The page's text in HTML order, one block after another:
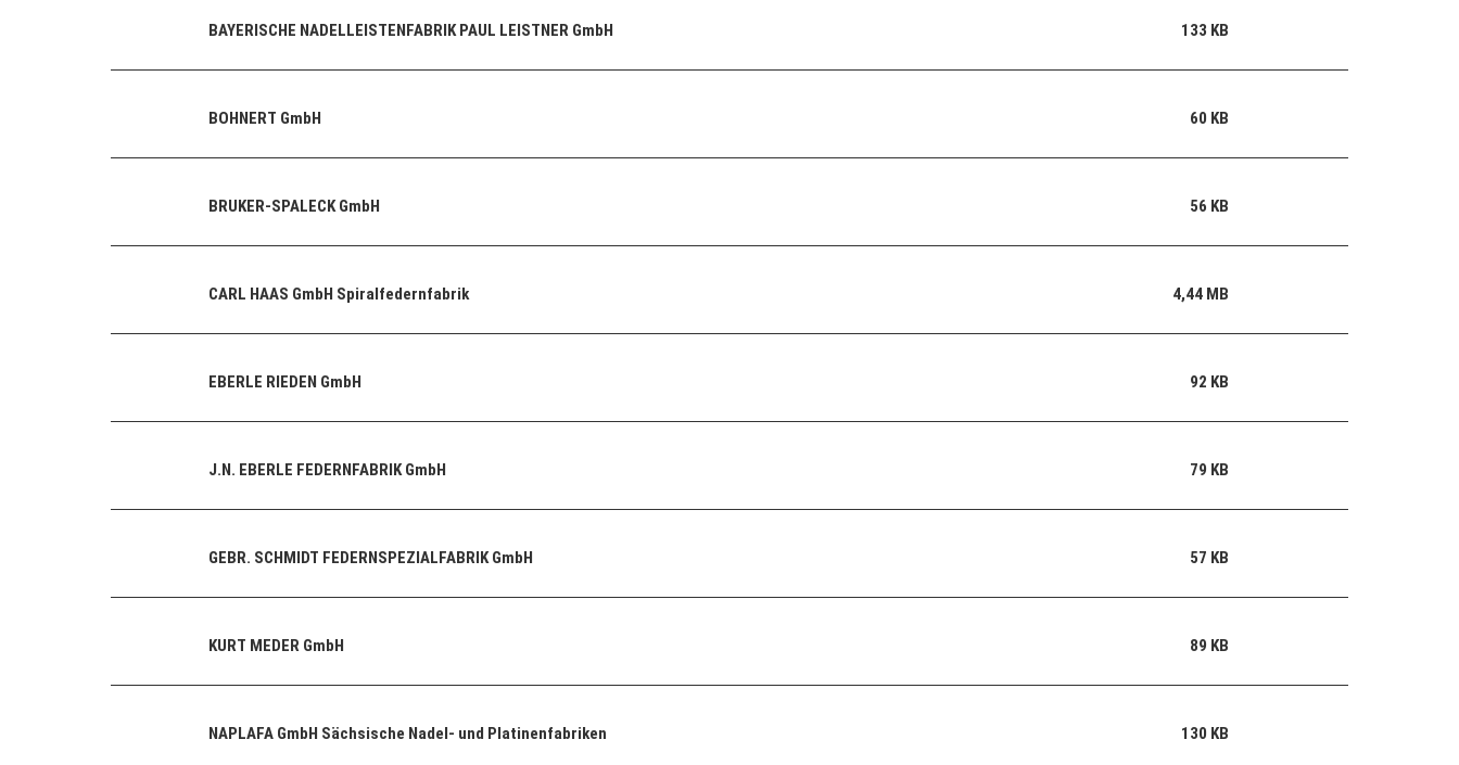
BAYERISCHE NADELLEISTENFABRIK PAUL LEISTNER GmbH 133 KB
BOHNERT GmbH 60 KB
BRUKER-SPALECK GmbH 56 KB
CARL HAAS GmbH Spiralfedernfabrik 4,44 MB
EBERLE RIEDEN GmbH 92 KB
J.N. EBERLE FEDERNFABRIK GmbH 79 KB
GEBR. SCHMIDT FEDERNSPEZIALFABRIK GmbH 57 KB
KURT MEDER GmbH 89 KB
NAPLAFA GmbH Sächsische Nadel- und Platinenfabriken 130 KB